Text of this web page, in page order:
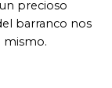
precioso
barranco nos
mismo.